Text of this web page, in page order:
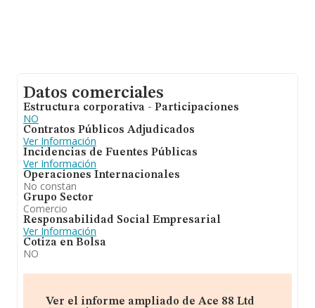
Datos comerciales
Estructura corporativa - Participaciones
NO
Contratos Públicos Adjudicados
Ver Información
Incidencias de Fuentes Públicas
Ver Información
Operaciones Internacionales
No constan
Grupo Sector
Comercio
Responsabilidad Social Empresarial
Ver Información
Cotiza en Bolsa
NO
Ver el informe ampliado de Ace 88 Ltd